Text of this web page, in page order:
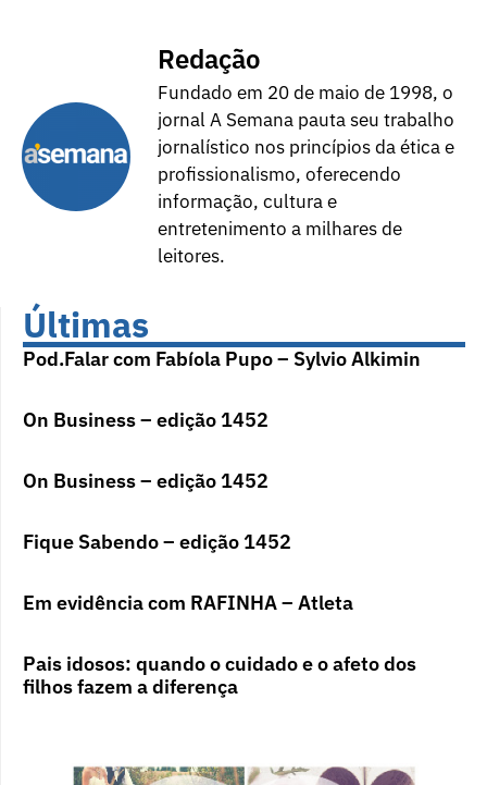
Redação
Fundado em 20 de maio de 1998, o
jornal A Semana pauta seu trabalho
jornalístico nos princípios da ética e
profissionalismo, oferecendo
informação, cultura e
entretenimento a milhares de
leitores.
Últimas
Pod.Falar com Fabíola Pupo – Sylvio Alkimin
On Business – edição 1452
On Business – edição 1452
Fique Sabendo – edição 1452
Em evidência com RAFINHA – Atleta
Pais idosos: quando o cuidado e o afeto dos
filhos fazem a diferença